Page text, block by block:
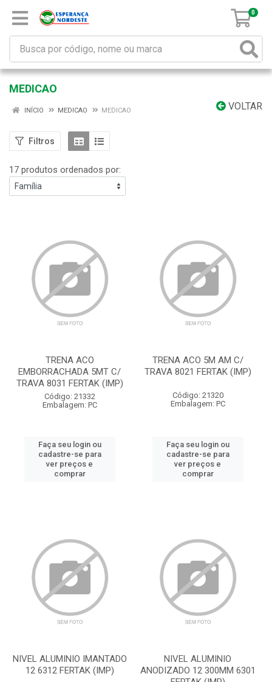
0
MEDICAO
VOLTAR
INÍCIO MEDICAO MEDICAO
Filtros
17 produtos ordenados por:
TRENA ACO
EMBORRACHADA 5MT C/
TRAVA 8031 FERTAK (IMP)
Código: 21332
Embalagem: PC
Faça seu login ou
cadastre-se para
ver preços e
comprar
TRENA ACO 5M AM C/
TRAVA 8021 FERTAK (IMP)
Código: 21320
Embalagem: PC
Faça seu login ou
cadastre-se para
ver preços e
comprar
NIVEL ALUMINIO IMANTADO
12 6312 FERTAK (IMP)
NIVEL ALUMINIO
ANODIZADO 12 300MM 6301